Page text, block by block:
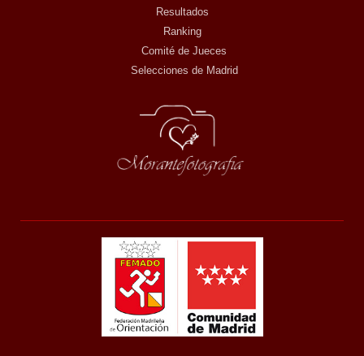
Resultados
Ranking
Comité de Jueces
Selecciones de Madrid